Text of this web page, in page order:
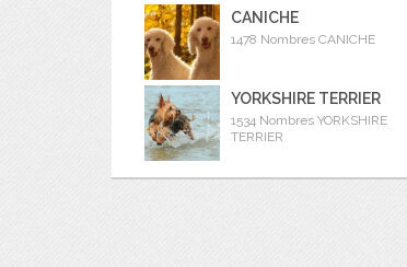
CANICHE
1478 Nombres CANICHE
YORKSHIRE TERRIER
1534 Nombres YORKSHIRE
TERRIER